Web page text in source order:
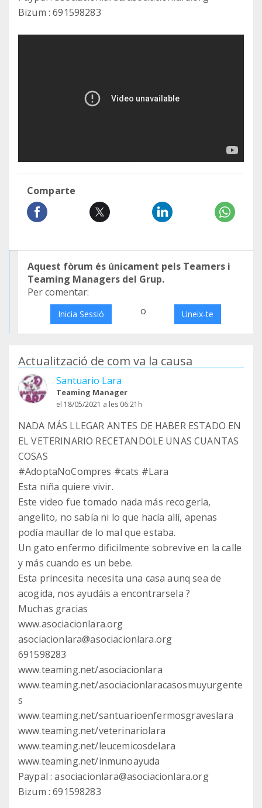
Bizum : 691598283
Comparte
Aquest fòrum és únicament pels Teamers i
Teaming Managers del Grup.
Per comentar:
Inicia Sessió o Uneix-te
Actualització de com va la causa
Santuario Lara
Teaming Manager
el 18/05/2021 a les 06:21h
NADA MÁS LLEGAR ANTES DE HABER ESTADO EN
EL VETERINARIO RECETANDOLE UNAS CUANTAS
COSAS
#AdoptaNoCompres #cats #Lara
Esta niña quiere vivir.
Este video fue tomado nada más recogerla,
angelito, no sabía ni lo que hacía allí, apenas
podía maullar de lo mal que estaba.
Un gato enfermo dificilmente sobrevive en la calle
y más cuando es un bebe.
Esta princesita necesita una casa aunq sea de
acogida, nos ayudáis a encontrarsela ?
Muchas gracias
www.asociacionlara.org
asociacionlara@asociacionlara.org
691598283
www.teaming.net/asociacionlara
www.teaming.net/asociacionlaracasosmuyurgente
s
www.teaming.net/santuarioenfermosgraveslara
www.teaming.net/veterinariolara
www.teaming.net/leucemicosdelara
www.teaming.net/inmunoayuda
Paypal : asociacionlara@asociacionlara.org
Bizum : 691598283